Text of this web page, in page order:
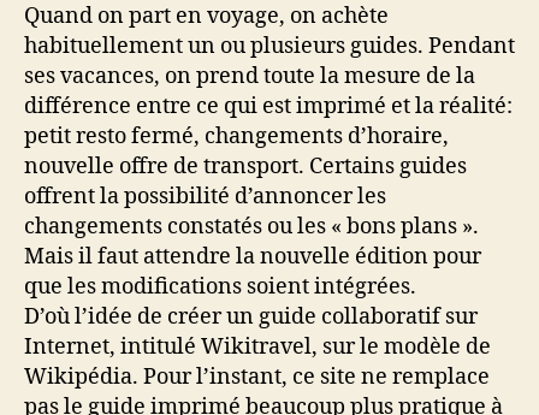
Quand on part en voyage, on achète
habituellement un ou plusieurs guides. Pendant
ses vacances, on prend toute la mesure de la
différence entre ce qui est imprimé et la réalité:
petit resto fermé, changements d’horaire,
nouvelle offre de transport. Certains guides
offrent la possibilité d’annoncer les
changements constatés ou les « bons plans ».
Mais il faut attendre la nouvelle édition pour
que les modifications soient intégrées.
D’où l’idée de créer un guide collaboratif sur
Internet, intitulé Wikitravel, sur le modèle de
Wikipédia. Pour l’instant, ce site ne remplace
pas le guide imprimé beaucoup plus pratique à